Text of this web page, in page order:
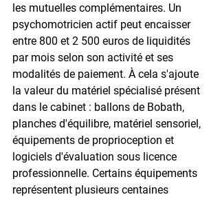
les mutuelles complémentaires. Un
psychomotricien actif peut encaisser
entre 800 et 2 500 euros de liquidités
par mois selon son activité et ses
modalités de paiement. À cela s'ajoute
la valeur du matériel spécialisé présent
dans le cabinet : ballons de Bobath,
planches d'équilibre, matériel sensoriel,
équipements de proprioception et
logiciels d'évaluation sous licence
professionnelle. Certains équipements
représentent plusieurs centaines